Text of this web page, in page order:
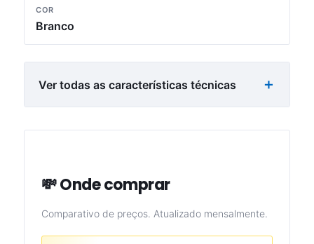
COR
Branco
Ver todas as características técnicas
💸 Onde comprar
Comparativo de preços. Atualizado mensalmente.